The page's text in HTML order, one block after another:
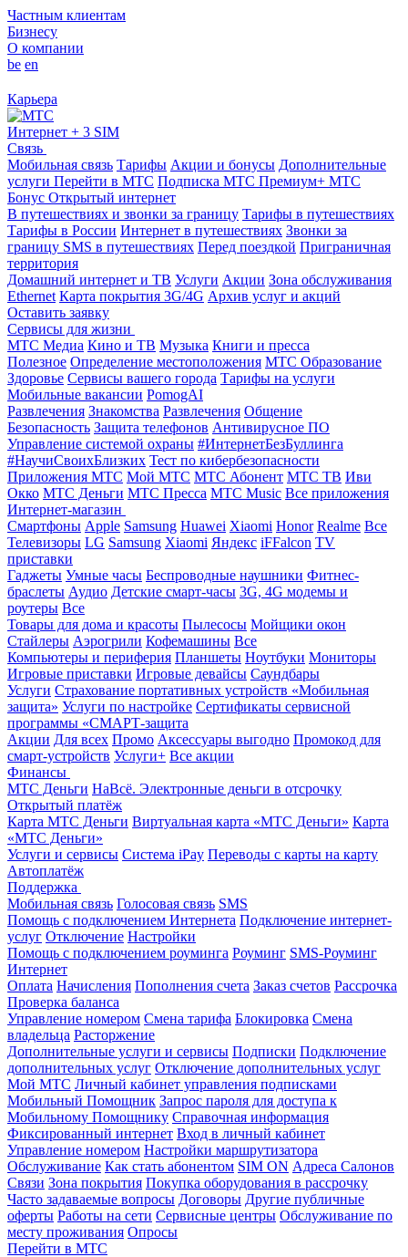
Частным клиентам
Бизнесу
О компании
be en
Карьера
Интернет + 3 SIM
Связь
Мобильная связь Тарифы Акции и бонусы Дополнительные
услуги Перейти в МТС Подписка МТС Премиум+ МТС
Бонус Открытый интернет
В путешествиях и звонки за границу Тарифы в путешествиях
Тарифы в России Интернет в путешествиях Звонки за
границу SMS в путешествиях Перед поездкой Приграничная
территория
Домашний интернет и ТВ Услуги Акции Зона обслуживания
Ethernet Карта покрытия 3G/4G Архив услуг и акций
Оставить заявку
Сервисы для жизни
МТС Медиа Кино и ТВ Музыка Книги и пресса
Полезное Определение местоположения МТС Образование
Здоровье Сервисы вашего города Тарифы на услуги
Мобильные вакансии PomogAI
Развлечения Знакомства Развлечения Общение
Безопасность Защита телефонов Антивирусное ПО
Управление системой охраны #ИнтернетБезБуллинга
#НаучиСвоихБлизких Тест по кибербезопасности
Приложения МТС Мой МТС МТС Абонент МТС ТВ Иви
Окко МТС Деньги МТС Пресса МТС Music Все приложения
Интернет-магазин
Смартфоны Apple Samsung Huawei Xiaomi Honor Realme Все
Телевизоры LG Samsung Xiaomi Яндекс iFFalcon TV
приставки
Гаджеты Умные часы Беспроводные наушники Фитнес-
браслеты Аудио Детские смарт-часы 3G, 4G модемы и
роутеры Все
Товары для дома и красоты Пылесосы Мойщики окон
Стайлеры Аэрогрили Кофемашины Все
Компьютеры и периферия Планшеты Ноутбуки Мониторы
Игровые приставки Игровые девайсы Саундбары
Услуги Страхование портативных устройств «Мобильная
защита» Услуги по настройке Сертификаты сервисной
программы «СМАРТ-защита
Акции Для всех Промо Аксессуары выгодно Промокод для
смарт-устройств Услуги+ Все акции
Финансы
МТС Деньги НаВсё. Электронные деньги в отсрочку
Открытый платёж
Карта МТС Деньги Виртуальная карта «МТС Деньги» Карта
«МТС Деньги»
Услуги и сервисы Система iPay Переводы с карты на карту
Автоплатёж
Поддержка
Мобильная связь Голосовая связь SMS
Помощь с подключением Интернета Подключение интернет-
услуг Отключение Настройки
Помощь с подключением роуминга Роуминг SMS-Роуминг
Интернет
Оплата Начисления Пополнения счета Заказ счетов Рассрочка
Проверка баланса
Управление номером Смена тарифа Блокировка Смена
владельца Расторжение
Дополнительные услуги и сервисы Подписки Подключение
дополнительных услуг Отключение дополнительных услуг
Мой МТС Личный кабинет управления подписками
Мобильный Помощник Запрос пароля для доступа к
Мобильному Помощнику Справочная информация
Фиксированный интернет Вход в личный кабинет
Управление номером Настройки маршрутизатора
Обслуживание Как стать абонентом SIM ON Адреса Салонов
Связи Зона покрытия Покупка оборудования в рассрочку
Часто задаваемые вопросы Договоры Другие публичные
оферты Работы на сети Сервисные центры Обслуживание по
месту проживания Опросы
Перейти в МТС